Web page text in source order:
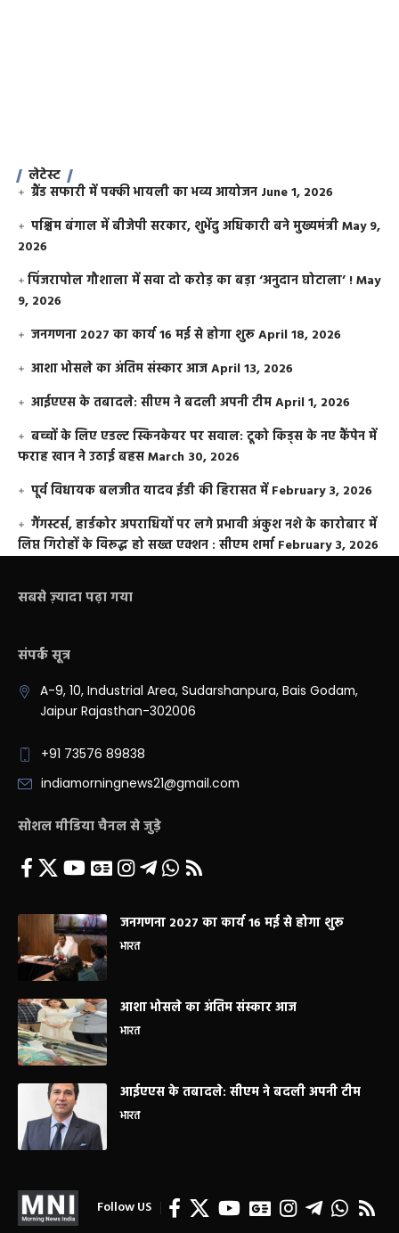
लेटेस्ट
ग्रैंड सफारी में पक्की भायली का भव्य आयोजन June 1, 2026
पश्चिम बंगाल में बीजेपी सरकार, शुभेंदु अधिकारी बने मुख्यमंत्रीMay 9,
2026
​पिंजरापोल गौशाला में सवा दो करोड़ का बड़ा ‘अनुदान घोटाला’ !May
9, 2026
जनगणना 2027 का कार्य 16 मई से होगा शुरूApril 18, 2026
आशा भोसले का अंतिम संस्कार आजApril 13, 2026
आईएएस के तबादले: सीएम ने बदली अपनी टीमApril 1, 2026
बच्चों के लिए एडल्ट स्किनकेयर पर सवाल: टूको किड्स के नए कैंपेन में
फराह खान ने उठाई बहसMarch 30, 2026
पूर्व विधायक बलजीत यादव ईडी की हिरासत में February 3, 2026
गैंगस्टर्स, हार्डकोर अपराधियों पर लगे प्रभावी अंकुश नशे के कारोबार में
लिप्त गिरोहों के विरूद्ध हो सख्त एक्शन : सीएम शर्मा February 3, 2026
सबसे ज़्यादा पढ़ा गया
संपर्क सूत्र
A-9, 10, Industrial Area, Sudarshanpura, Bais Godam,
Jaipur Rajasthan-302006
+91 73576 89838
indiamorningnews21@gmail.com
सोशल मीडिया चैनल से जुड़े
जनगणना 2027 का कार्य 16 मई से होगा शुरू
भारत
आशा भोसले का अंतिम संस्कार आज
भारत
आईएएस के तबादले: सीएम ने बदली अपनी टीम
भारत
Follow US